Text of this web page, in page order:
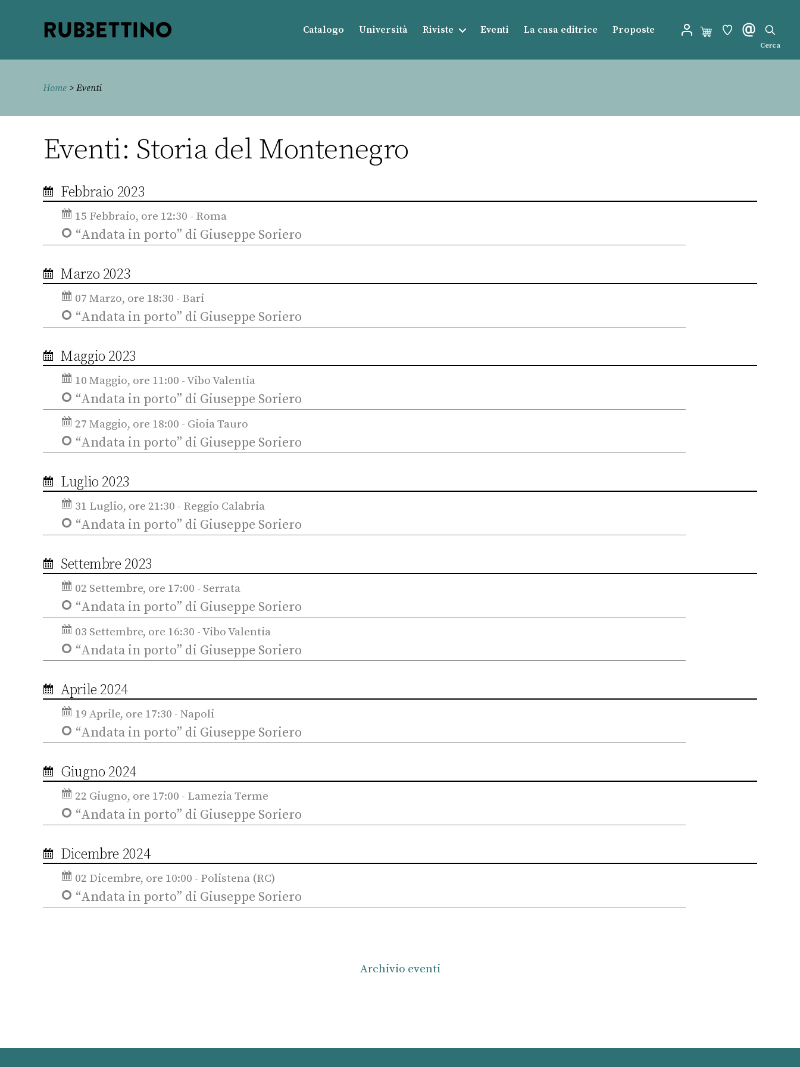
Catalogo Università Riviste Eventi La casa editrice Proposte
Cerca
Home > Eventi
Eventi: Storia del Montenegro
Febbraio 2023
15 Febbraio, ore 12:30 - Roma
“Andata in porto” di Giuseppe Soriero
Marzo 2023
07 Marzo, ore 18:30 - Bari
“Andata in porto” di Giuseppe Soriero
Maggio 2023
10 Maggio, ore 11:00 - Vibo Valentia
“Andata in porto” di Giuseppe Soriero
27 Maggio, ore 18:00 - Gioia Tauro
“Andata in porto” di Giuseppe Soriero
Luglio 2023
31 Luglio, ore 21:30 - Reggio Calabria
“Andata in porto” di Giuseppe Soriero
Settembre 2023
02 Settembre, ore 17:00 - Serrata
“Andata in porto” di Giuseppe Soriero
03 Settembre, ore 16:30 - Vibo Valentia
“Andata in porto” di Giuseppe Soriero
Aprile 2024
19 Aprile, ore 17:30 - Napoli
“Andata in porto” di Giuseppe Soriero
Giugno 2024
22 Giugno, ore 17:00 - Lamezia Terme
“Andata in porto” di Giuseppe Soriero
Dicembre 2024
02 Dicembre, ore 10:00 - Polistena (RC)
“Andata in porto” di Giuseppe Soriero
Archivio eventi